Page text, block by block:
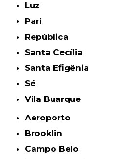
Luz
Pari
República
Santa Cecília
Santa Efigênia
Sé
Vila Buarque
Aeroporto
Brooklin
Campo Belo